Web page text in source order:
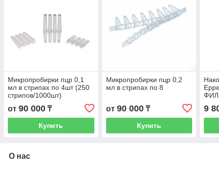
Микропробирки пцр 0,1
мл в стрипах по 4шт (250
стрипов/1000шт)
от 90 000 ₸
Купить
Микропробирки пцр 0,2
мл в стрипах по 8
от 90 000₸
Купить
9
О нас